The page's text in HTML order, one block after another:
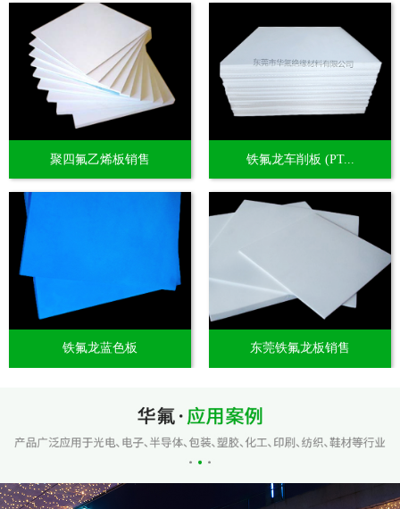
聚四氟乙烯板销售 铁氟龙车削板 (PT...
铁氟龙蓝色板 东莞铁氟龙板销售